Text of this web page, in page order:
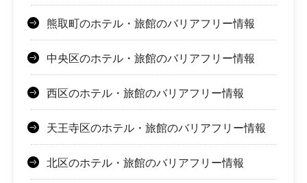
熊取町のホテル・旅館のバリアフリー情報
中央区のホテル・旅館のバリアフリー情報
西区のホテル・旅館のバリアフリー情報
天王寺区のホテル・旅館のバリアフリー情報
北区のホテル・旅館のバリアフリー情報